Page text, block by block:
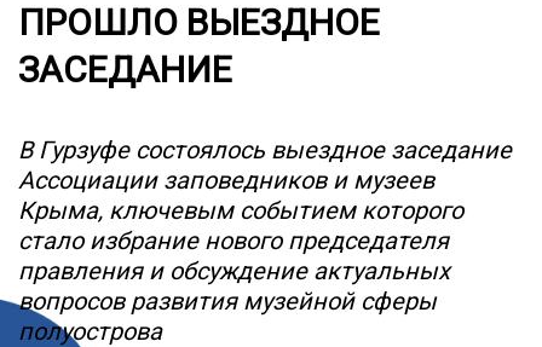
ПРОШЛО ВЫЕЗДНОЕ
ЗАСЕДАНИЕ
В Гурзуфе состоялось выездное заседание
Ассоциации заповедников и музеев
Крыма, ключевым событием которого
стало избрание нового председателя
правления и обсуждение актуальных
вопросов развития музейной сферы
полуострова